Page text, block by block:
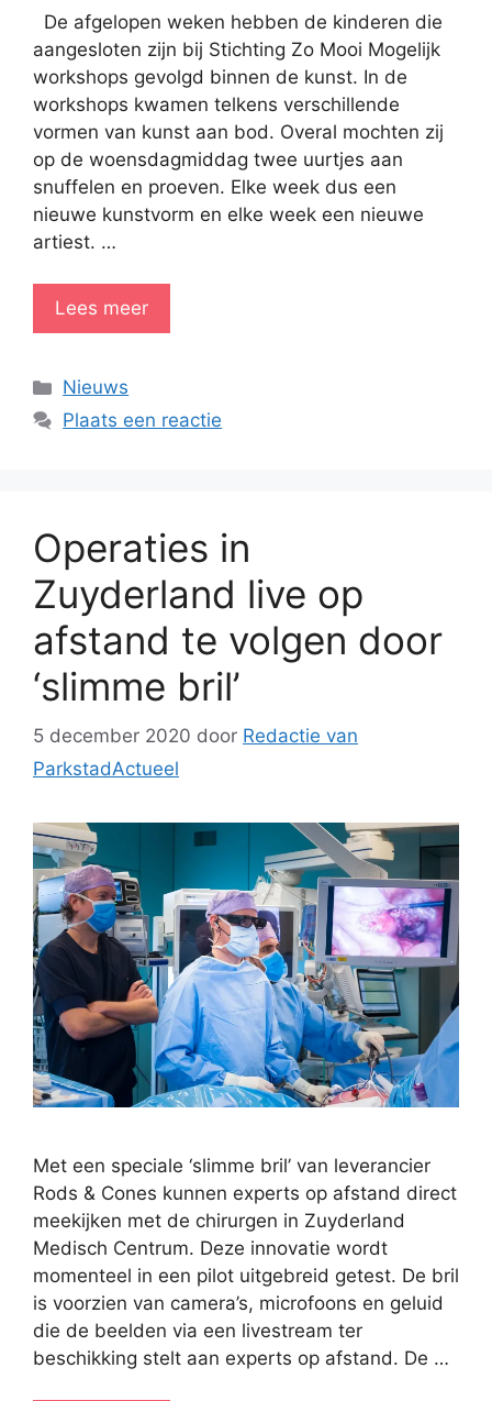
De afgelopen weken hebben de kinderen die
aangesloten zijn bij Stichting Zo Mooi Mogelijk
workshops gevolgd binnen de kunst. In de
workshops kwamen telkens verschillende
vormen van kunst aan bod. Overal mochten zij
op de woensdagmiddag twee uurtjes aan
snuffelen en proeven. Elke week dus een
nieuwe kunstvorm en elke week een nieuwe
artiest. …
Lees meer
Categorieën
Nieuws
Plaats een reactie
Operaties in
Zuyderland live op
afstand te volgen door
‘slimme bril’
5 december 2020 door Redactie van
ParkstadActueel
Met een speciale ‘slimme bril’ van leverancier
Rods & Cones kunnen experts op afstand direct
meekijken met de chirurgen in Zuyderland
Medisch Centrum. Deze innovatie wordt
momenteel in een pilot uitgebreid getest. De bril
is voorzien van camera’s, microfoons en geluid
die de beelden via een livestream ter
beschikking stelt aan experts op afstand. De …